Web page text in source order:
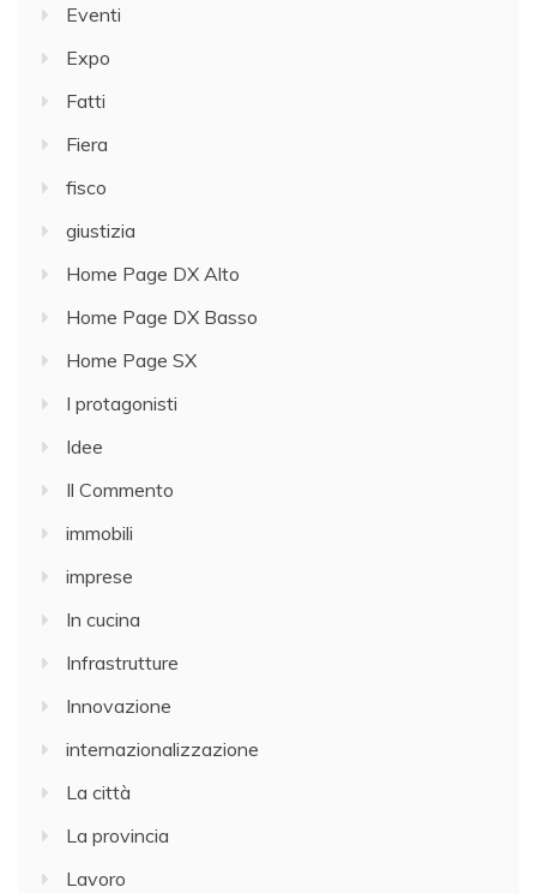
Eventi
Expo
Fatti
Fiera
fisco
giustizia
Home Page DX Alto
Home Page DX Basso
Home Page SX
I protagonisti
Idee
Il Commento
immobili
imprese
In cucina
Infrastrutture
Innovazione
internazionalizzazione
La città
La provincia
Lavoro